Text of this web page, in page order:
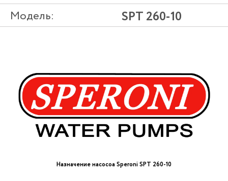
Модель: SPT 260-10
Назначение насосоа Speroni SPT 260-10